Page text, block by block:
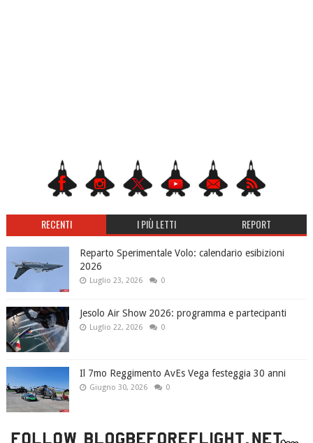
RECENTI I PIÙ LETTI REPORT
Reparto Sperimentale Volo: calendario esibizioni
2026
Luglio 23, 2026 0
Jesolo Air Show 2026: programma e partecipanti
Luglio 22, 2026 0
Il 7mo Reggimento AvEs Vega festeggia 30 anni
Giugno 30, 2026 0